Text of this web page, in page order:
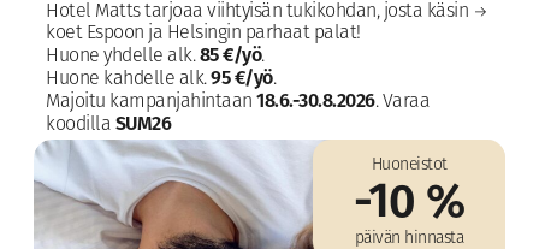
Hotel Matts tarjoaa viihtyisän tukikohdan, josta käsin
koet Espoon ja Helsingin parhaat palat!
Huone yhdelle alk.85 €/yö.
Huone kahdelle alk.95 €/yö.
Majoitu kampanjahintaan 18.6.-30.8.2026​.​ Varaa
koodilla SUM26
Huoneistot
-10 %
päivän hinnasta